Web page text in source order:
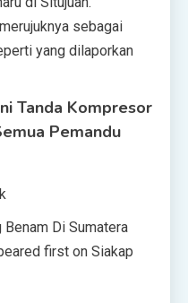
sebagai
yang dilaporkan
Tanda Kompresor
Pemandu
Di Sumatera
first on Siakap